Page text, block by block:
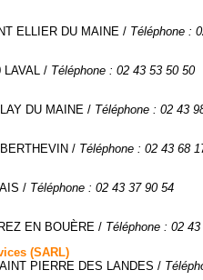
ELLIER DU MAINE / Téléphone :
LAVAL / Téléphone : 02 43 53 50 50
DU MAINE / Téléphone : 02 43
/ Téléphone : 02 43 68
/ Téléphone : 02 43 37 90 54
EN BOUÈRE / Téléphone : 02
(SARL)
PIERRE DES LANDES /